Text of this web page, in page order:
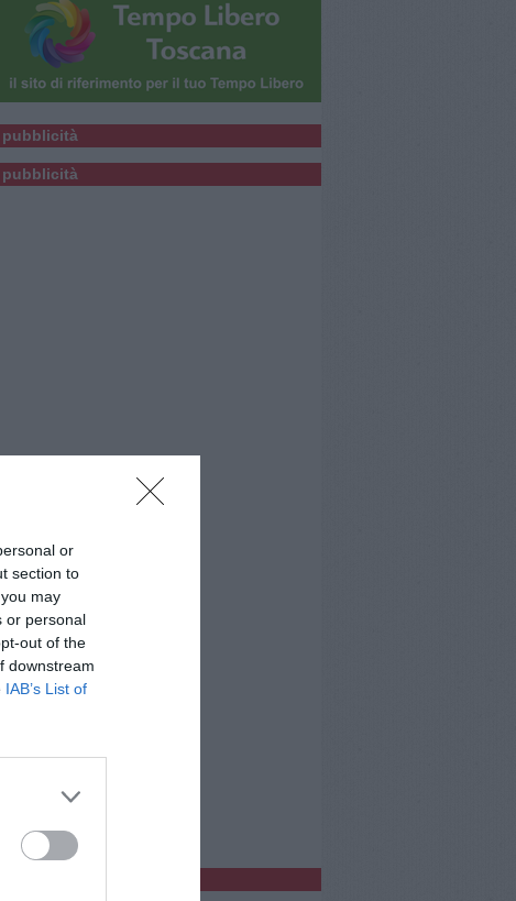
or
section to
may
or personal
out of the
downstream
IAB’s List of
pubblicità
pubblicità